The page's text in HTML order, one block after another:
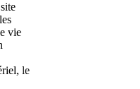
vie
le